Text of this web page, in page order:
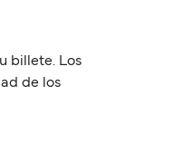
billete. Los
de los